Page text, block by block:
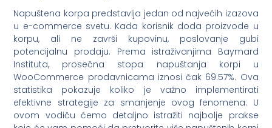
Napuštena korpa predstavlja jedan od najvećih izazova
u e-commerce svetu. Kada korisnik doda proizvode u
korpu, ali ne završi kupovinu, poslovanje gubi
potencijalnu prodaju. Prema istraživanjima Baymard
Instituta, prosečna stopa napuštanja korpi u
WooCommerce prodavnicama iznosi čak 69.57%. Ova
statistika pokazuje koliko je važno implementirati
efektivne strategije za smanjenje ovog fenomena. U
ovom vodiču ćemo detaljno istražiti najbolje prakse